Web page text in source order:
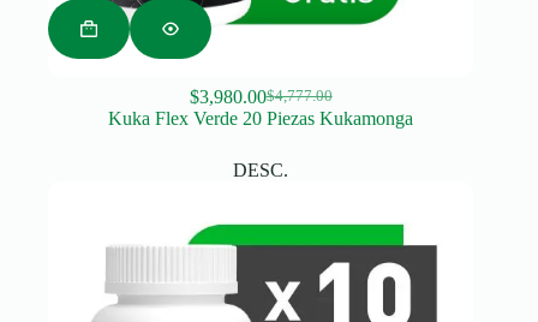
$4,777.00
Original
price
$4,777.00.
$3,980.00Current
price
$3,980.00.
Kuka Flex Verde 20 Piezas Kukamonga
DESC.